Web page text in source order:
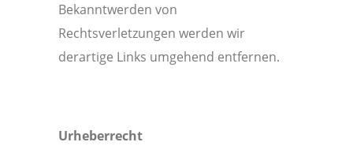
Bekanntwerden von
Rechtsverletzungen werden wir
derartige Links umgehend entfernen.
Urheberrecht